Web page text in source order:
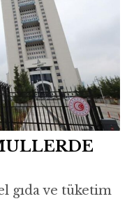
gıda ve tüketim